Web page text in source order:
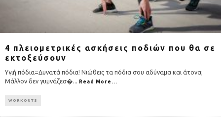
4 πλειομετρικές ασκήσεις ποδιών που θα σε
εκτοξεύσουν
Υγιή πόδια=Δυνατά πόδια! Νιώθεις τα πόδια σου αδύναμα και άτονα;
Μάλλον δεν γυμνάζεσ�
Read More...
WORKOUTS